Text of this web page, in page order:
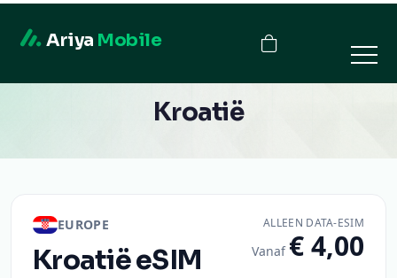
Ariya Mobile
Kroatië
EUROPE
KroatiëeSIM
ALLEEN DATA-ESIM
Vanaf € 4,00